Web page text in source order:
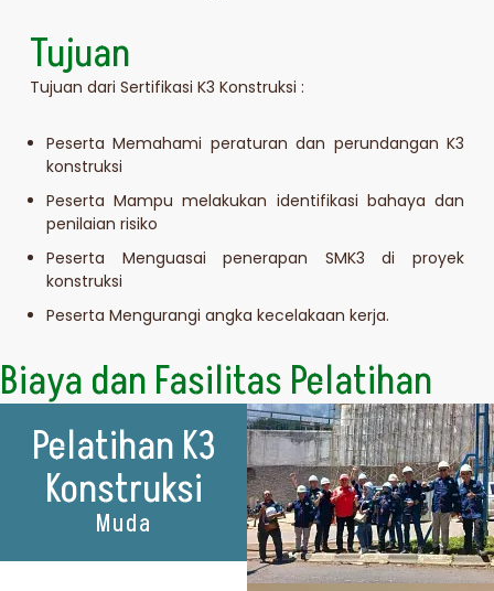
Tujuan
Tujuan dari Sertifikasi K3 Konstruksi :
Peserta Memahami peraturan dan perundangan K3
konstruksi
Peserta Mampu melakukan identifikasi bahaya dan
penilaian risiko
Peserta Menguasai penerapan SMK3 di proyek
konstruksi
Peserta Mengurangi angka kecelakaan kerja.
Biaya dan Fasilitas Pelatihan
Pelatihan K3
Konstruksi
Muda